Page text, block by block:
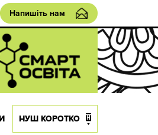
Напишіть нам
НУШ КОРОТКО